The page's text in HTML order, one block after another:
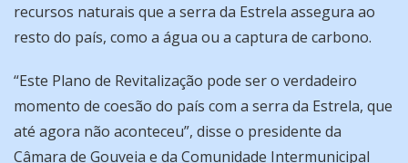
recursos naturais que a serra da Estrela assegura ao
resto do país, como a água ou a captura de carbono.
“Este Plano de Revitalização pode ser o verdadeiro
momento de coesão do país com a serra da Estrela, que
até agora não aconteceu”, disse o presidente da
Câmara de Gouveia e da Comunidade Intermunicipal